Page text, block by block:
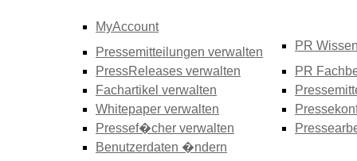
MyAccount
Pressemitteilungen verwalten
PressReleases verwalten
Fachartikel verwalten
Whitepaper verwalten
Pressef�cher verwalten
Benutzerdaten �ndern
PR
PR